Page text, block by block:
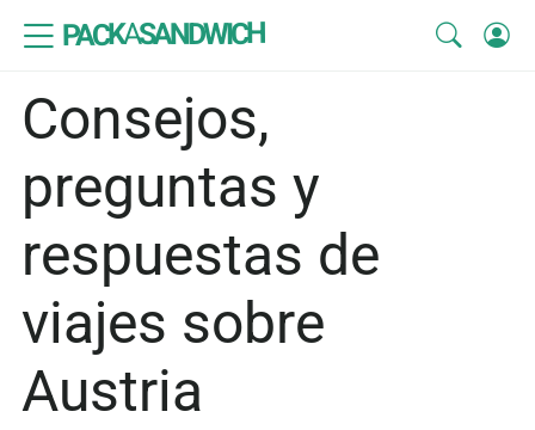
PACKASANDWICH
Consejos,
preguntas y
respuestas de
viajes sobre
Austria